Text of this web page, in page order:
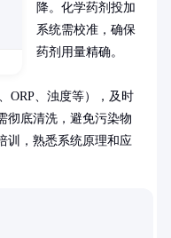
降。化学药剂投加
系统需校准，确保
药剂用量精确。
ORP、浊度等），及时
彻底清洗，避免污染物
训，熟悉系统原理和应